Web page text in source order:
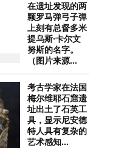
在遗址发现的两
颗罗马弹弓子弹
上刻有总督多米
提乌斯·卡尔文
努斯的名字。
（图片来源...
考古学家在法国
梅尔维耶石窟遗
址出土了石英工
具，显示尼安德
特人具有复杂的
艺术感知...